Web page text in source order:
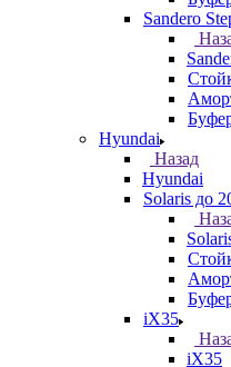
Sandero
Hyundai
Назад
Hyundai
Solaris до
iX35
iX35